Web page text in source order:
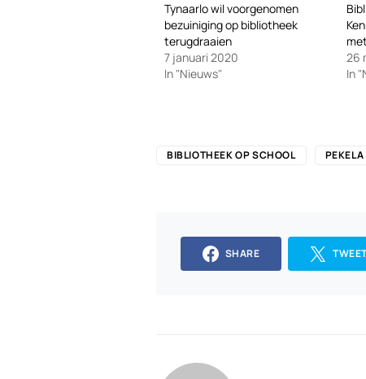
Tynaarlo wil voorgenomen
bezuiniging op bibliotheek
terugdraaien
7 januari 2020
In "Nieuws"
26
In
BIBLIOTHEEK OP SCHOOL PEKELA
SHARE